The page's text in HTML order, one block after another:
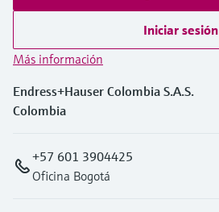
Iniciar sesión
Más información
Endress+Hauser Colombia S.A.S.
Colombia
+57 601 3904425
Oficina Bogotá